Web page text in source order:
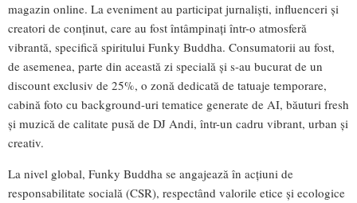
magazin online. La eveniment au participat jurnaliști, influenceri și
creatori de conținut, care au fost întâmpinați într-o atmosferă
vibrantă, specifică spiritului Funky Buddha. Consumatorii au fost,
de asemenea, parte din această zi specială și s-au bucurat de un
discount exclusiv de 25%, o zonă dedicată de tatuaje temporare,
cabină foto cu background-uri tematice generate de AI, băuturi fresh
și muzică de calitate pusă de DJ Andi, într-un cadru vibrant, urban și
creativ.
La nivel global, Funky Buddha se angajează în acțiuni de
responsabilitate socială (CSR), respectând valorile etice și ecologice